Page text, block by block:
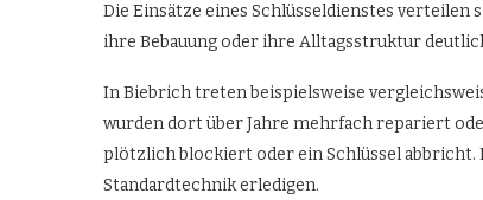
Die Einsätze eines Schlüsseldienstes verteilen
ihre Bebauung oder ihre Alltagsstruktur
In Biebrich treten beispielsweise
wurden dort über Jahre mehrfach repariert
plötzlich blockiert oder ein Schlüssel
Standardtechnik erledigen.